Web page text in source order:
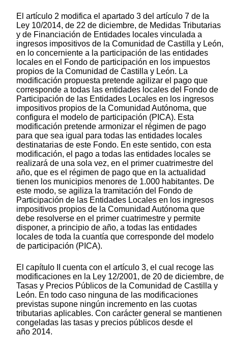
El artículo 2 modifica el apartado 3 del artículo 7 de la
Ley 10/2014, de 22 de diciembre, de Medidas Tributarias
y de Financiación de Entidades locales vinculada a
ingresos impositivos de la Comunidad de Castilla y León,
en lo concerniente a la participación de las entidades
locales en el Fondo de participación en los impuestos
propios de la Comunidad de Castilla y León. La
modificación propuesta pretende agilizar el pago que
corresponde a todas las entidades locales del Fondo de
Participación de las Entidades Locales en los ingresos
impositivos propios de la Comunidad Autónoma, que
configura el modelo de participación (PICA). Esta
modificación pretende armonizar el régimen de pago
para que sea igual para todas las entidades locales
destinatarias de este Fondo. En este sentido, con esta
modificación, el pago a todas las entidades locales se
realizará de una sola vez, en el primer cuatrimestre del
año, que es el régimen de pago que en la actualidad
tienen los municipios menores de 1.000 habitantes. De
este modo, se agiliza la tramitación del Fondo de
Participación de las Entidades Locales en los ingresos
impositivos propios de la Comunidad Autónoma que
debe resolverse en el primer cuatrimestre y permite
disponer, a principio de año, a todas las entidades
locales de toda la cuantía que corresponde del modelo
de participación (PICA).
El capítulo II cuenta con el artículo 3, el cual recoge las
modificaciones en la Ley 12/2001, de 20 de diciembre, de
Tasas y Precios Públicos de la Comunidad de Castilla y
León. En todo caso ninguna de las modificaciones
previstas supone ningún incremento en las cuotas
tributarias aplicables. Con carácter general se mantienen
congeladas las tasas y precios públicos desde el
año 2014.